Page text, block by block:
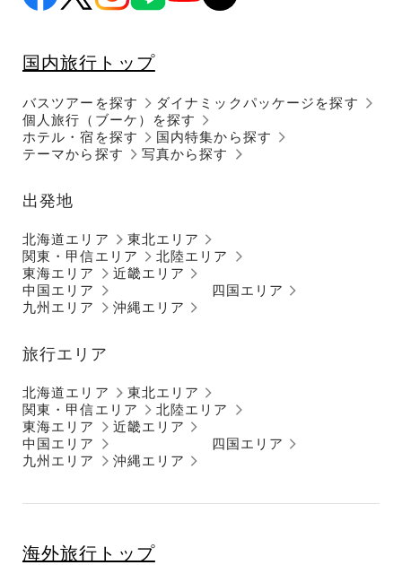
国内旅行トップ
バスツアーを探す
個人旅行（ブーケ）を探す
ダイナミックパッケージを探す
ホテル・宿を探す
国内特集から探す
テーマから探す
写真から探す
出発地
北海道エリア
東北エリア
関東・甲信エリア
北陸エリア
東海エリア
近畿エリア
中国エリア
四国エリア
九州エリア
沖縄エリア
旅行エリア
北海道エリア
東北エリア
関東・甲信エリア
北陸エリア
東海エリア
近畿エリア
中国エリア
四国エリア
九州エリア
沖縄エリア
海外旅行トップ